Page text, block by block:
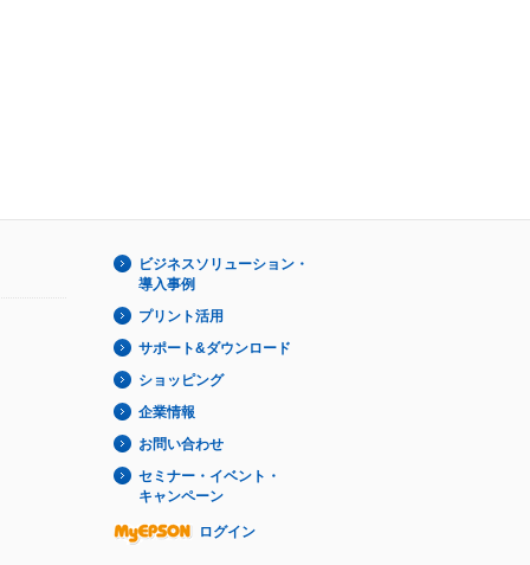
ビジネスソリューション・
導入事例
プリント活用
サポート&ダウンロード
ショッピング
企業情報
お問い合わせ
セミナー・イベント・
キャンペーン
ログイン